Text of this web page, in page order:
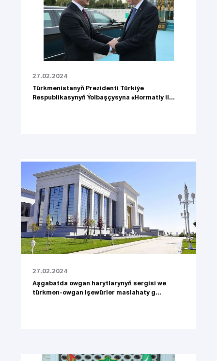
27.02.2024
Türkmenistanyň Prezidenti Türkiýe
Respublikasynyň Ýolbaşçysyna «Hormatly il...
27.02.2024
Aşgabatda owgan harytlarynyň sergisi we
türkmen-owgan işewürler maslahaty g...